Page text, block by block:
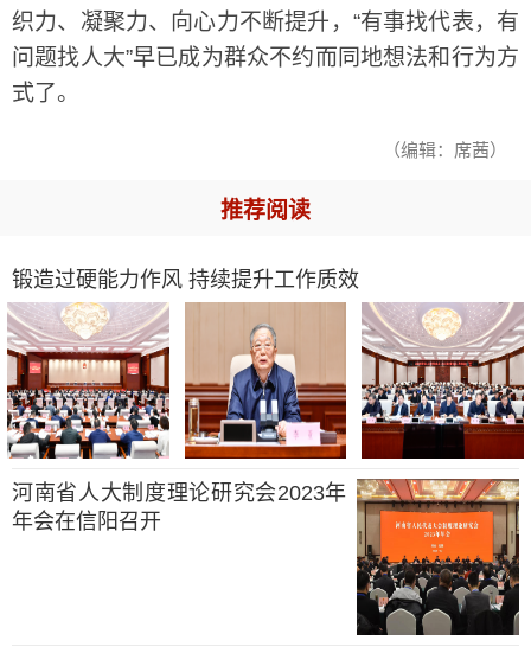
织力、凝聚力、向心力不断提升，“有事找代表，有
问题找人大”早已成为群众不约而同地想法和行为方
式了。
（编辑：席茜）
推荐阅读
锻造过硬能力作风 持续提升工作质效
河南省人大制度理论研究会2023年
年会在信阳召开